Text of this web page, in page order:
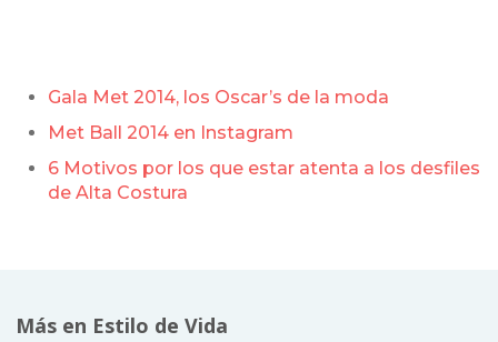
Gala Met 2014, los Oscar’s de la moda
Met Ball 2014 en Instagram
6 Motivos por los que estar atenta a los desfiles
de Alta Costura
Más en Estilo de Vida